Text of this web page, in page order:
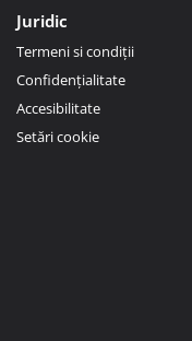
Juridic
Termeni si condiții
Confidențialitate
Accesibilitate
Setări cookie